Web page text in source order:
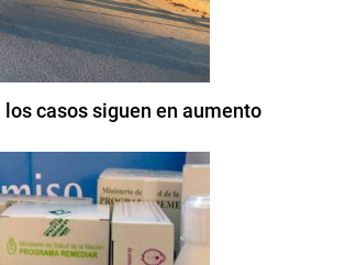
casos siguen en aumento